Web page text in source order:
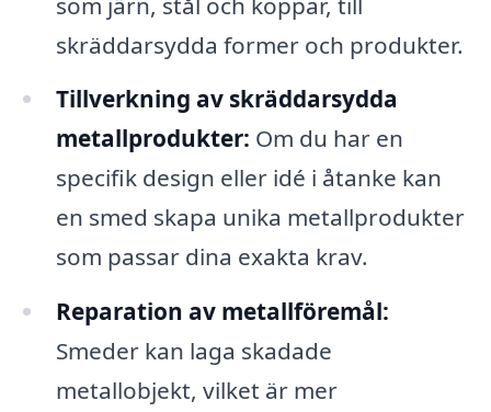
skräddarsydda former och produkter.
Tillverkning av skräddarsydda
metallprodukter: Om du har en
specifik design eller idé i åtanke kan
en smed skapa unika metallprodukter
som passar dina exakta krav.
Reparation av metallföremål:
Smeder kan laga skadade
metallobjekt, vilket är mer